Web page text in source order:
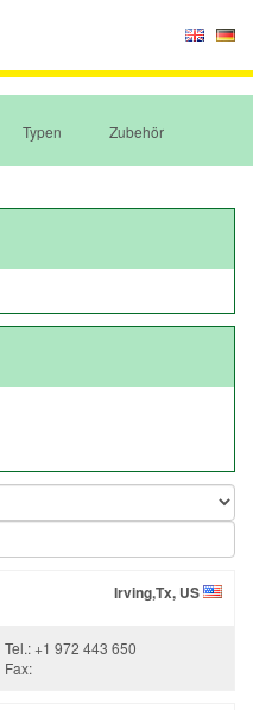
Typen Zubehör
Irving,Tx, US
Tel.: +1 972 443 650
Fax: